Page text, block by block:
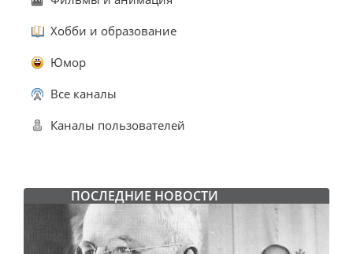
Хобби и образование
Юмор
Все каналы
Каналы пользователей
ПОСЛЕДНИЕ НОВОСТИ